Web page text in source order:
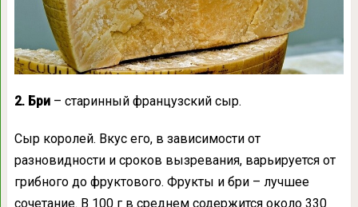
2. Бри– старинный французский сыр.
Сыр королей. Вкус его, в зависимости от
разновидности и сроков вызревания, варьируется от
грибного до фруктового. Фрукты и бри – лучшее
сочетание. В 100 г в среднем содержится около 330